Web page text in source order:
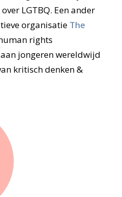
LGTBQ. Een ander
organisatie The
rights
jongeren wereldwijd
kritisch denken &